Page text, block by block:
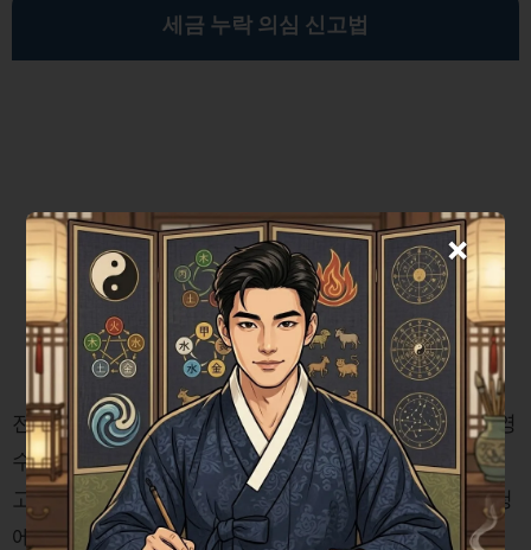
세금 누락 의심 신고법
전세 계약 시 중개수수료를 계좌이체한 후에도 현금영
수증이 발행되지 않았다면, 이는 탈세의 여지가 있다
고 볼 수 있습니다. 홈택스나 손택스 앱을 통해 국세청
에 신고할 수 있으며, 관련 증빙자료를 첨부하는 것이
×